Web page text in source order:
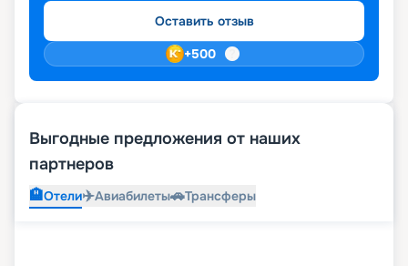
Оставить отзыв
+500
Выгодные предложения от наших
партнеров
🏨Отели✈️Авиабилеты🚗Трансферы